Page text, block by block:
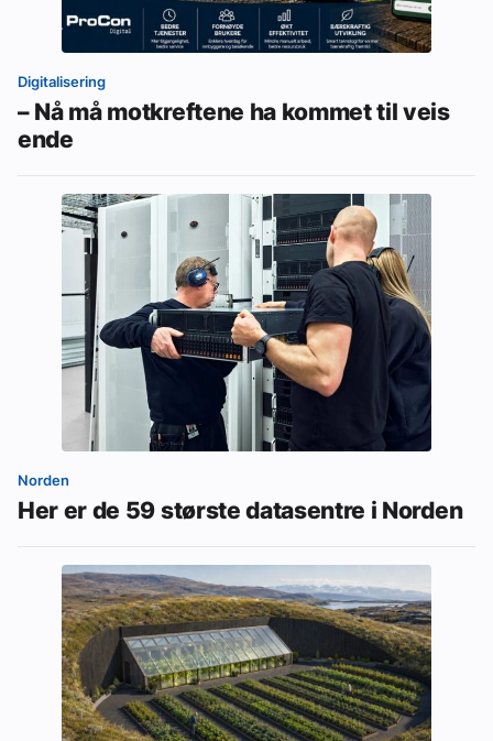
Digitalisering
– Nå må motkreftene ha kommet til veis
ende
Norden
Her er de 59 største datasentre i Norden